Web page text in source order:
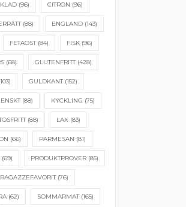
(96) CITRON (96)
(88) ENGLAND(143)
FETAOST(84) FISK (96)
(68) GLUTENFRITT(428)
GULDKANT(152)
(88) KYCKLING (75)
(88) LAX (83)
(66) PARMESAN (81)
(69) PRODUKTPROVER (85)
RAGAZZEFAVORIT(76)
(62) SOMMARMAT(165)